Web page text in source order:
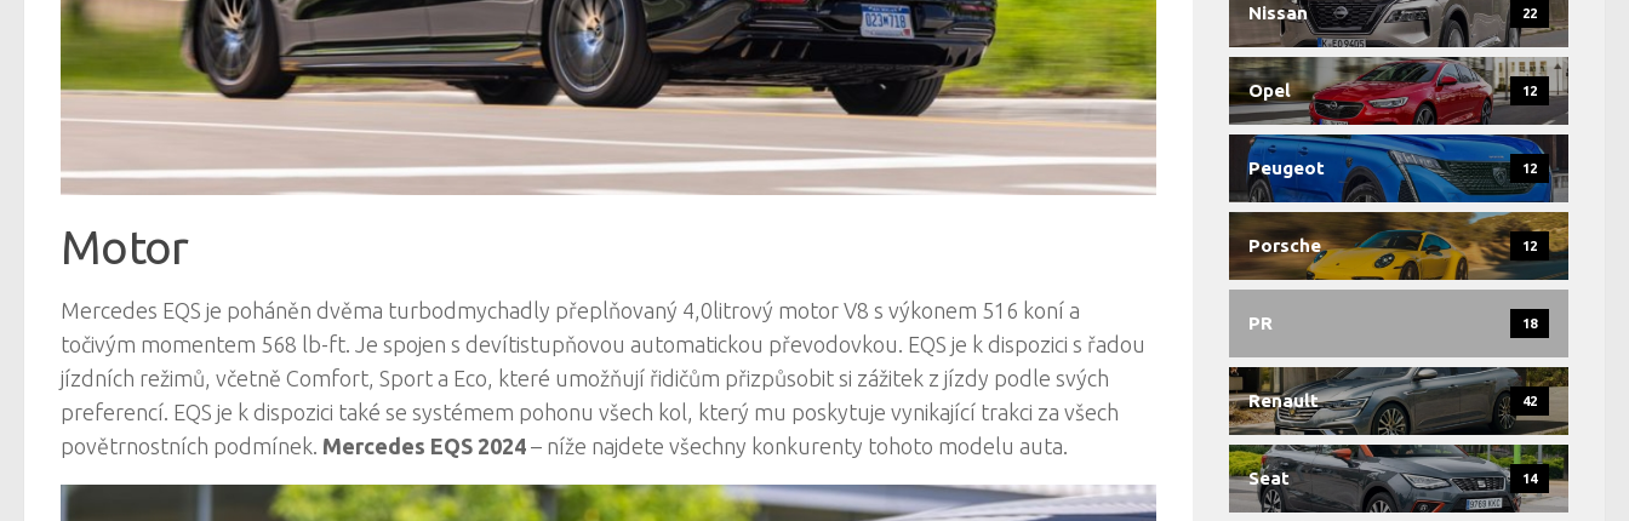
Motor
Mercedes EQS je poháněn dvěma turbodmychadly přeplňovaný 4,0litrový motor V8 s výkonem 516 koní a
točivým momentem 568 lb-ft. Je spojen s devítistupňovou automatickou převodovkou. EQS je k dispozici s řadou
jízdních režimů, včetně Comfort, Sport a Eco, které umožňují řidičům přizpůsobit si zážitek z jízdy podle svých
preferencí. EQS je k dispozici také se systémem pohonu všech kol, který mu poskytuje vynikající trakci za všech
povětrnostních podmínek. Mercedes EQS 2024 – níže najdete všechny konkurenty tohoto modelu auta.
Nissan 22
Opel 12
Peugeot 12
Porsche 12
PR 18
Renault 42
Seat 14